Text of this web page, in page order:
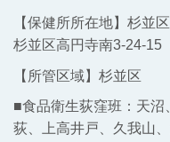
【保健所所在地】杉並
杉並区高円寺南3-24-15
【所管区域】杉並区
■食品衛生荻窪班：天沼
荻、上高井戸、久我山